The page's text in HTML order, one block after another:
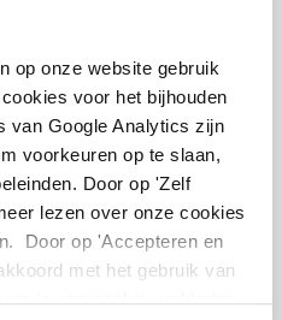
op onze website gebruik
voor het bijhouden
van Google Analytics zijn
voorkeuren op te slaan,
Door op 'Zelf
lezen over onze cookies
Door op 'Accepteren en
met het gebruik van
in ons cookie verklaring
Podcast
trends in het